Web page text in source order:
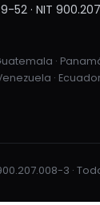
52 · NIT
·
·
3 ·